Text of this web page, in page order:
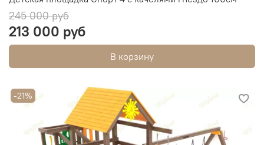
245 000 руб
213 000 руб
В корзину
-21%